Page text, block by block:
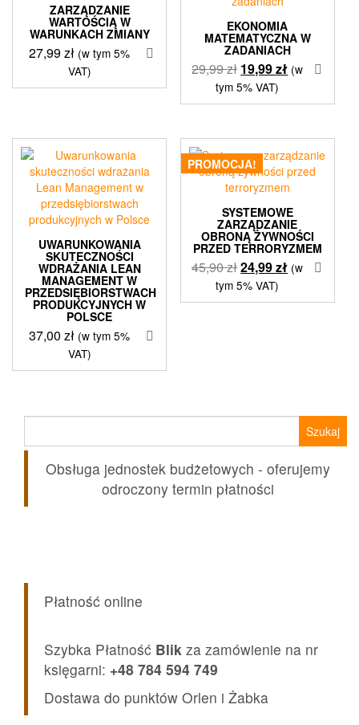
ZARZĄDZANIE
WARTOŚCIĄ W
WARUNKACH ZMIANY
27,99zł (w tym 5%
VAT)
EKONOMIA
MATEMATYCZNA W
ZADANIACH
29,99zł Pierwotna
cena
wynosiła:
19,99złAktualna
wynosi:
(w
tym 5% VAT)
UWARUNKOWANIA
SKUTECZNOŚCI
WDRAŻANIA LEAN
MANAGEMENT W
PRZEDSIĘBIORSTWACH
PRODUKCYJNYCH W
POLSCE
37,00zł (w tym 5%
VAT)
PROMOCJA!
SYSTEMOWE
ZARZĄDZANIE
OBRONĄ ŻYWNOŚCI
PRZED TERRORYZMEM
45,90złPierwotna
cena
wynosiła:
24,99złAktualna
wynosi:
(w
tym 5% VAT)
Obsługa jednostek budżetowych - oferujemy
odroczony termin płatności
Płatność online
Szybka Płatność Blik za zamówienie na nr
księgarni: +48 784 594 749
Dostawa do punktów Orlen i Żabka